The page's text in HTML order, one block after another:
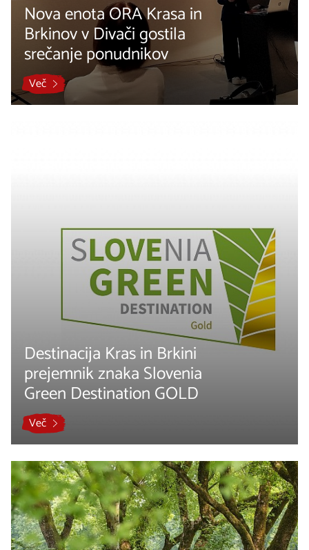
Nova enota ORA Krasa in
Brkinov v Divači gostila
srečanje ponudnikov
Več
Destinacija Kras in Brkini
prejemnik znaka Slovenia
Green Destination GOLD
Več